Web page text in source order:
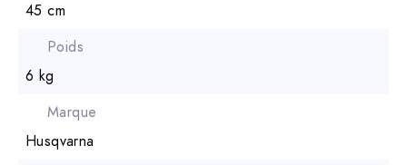
45 cm
Poids
6 kg
Marque
Husqvarna